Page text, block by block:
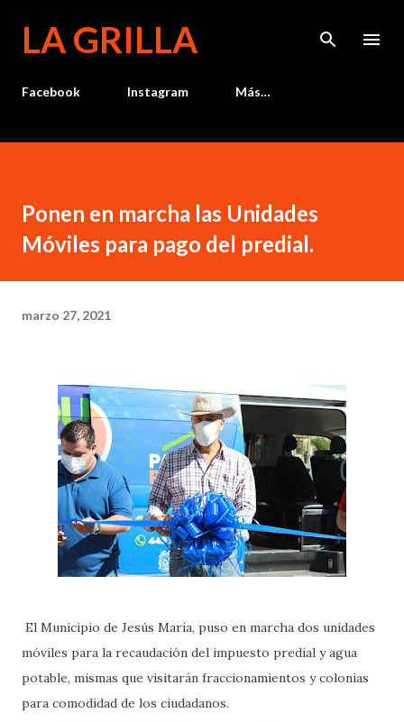
LA GRILLA
Facebook Instagram Más…
Ponen en marcha las Unidades
Móviles para pago del predial.
marzo 27, 2021
El Municipio de Jesús María, puso en marcha dos unidades
móviles para la recaudación del impuesto predial y agua
potable, mismas que visitarán fraccionamientos y colonias
para comodidad de los ciudadanos.